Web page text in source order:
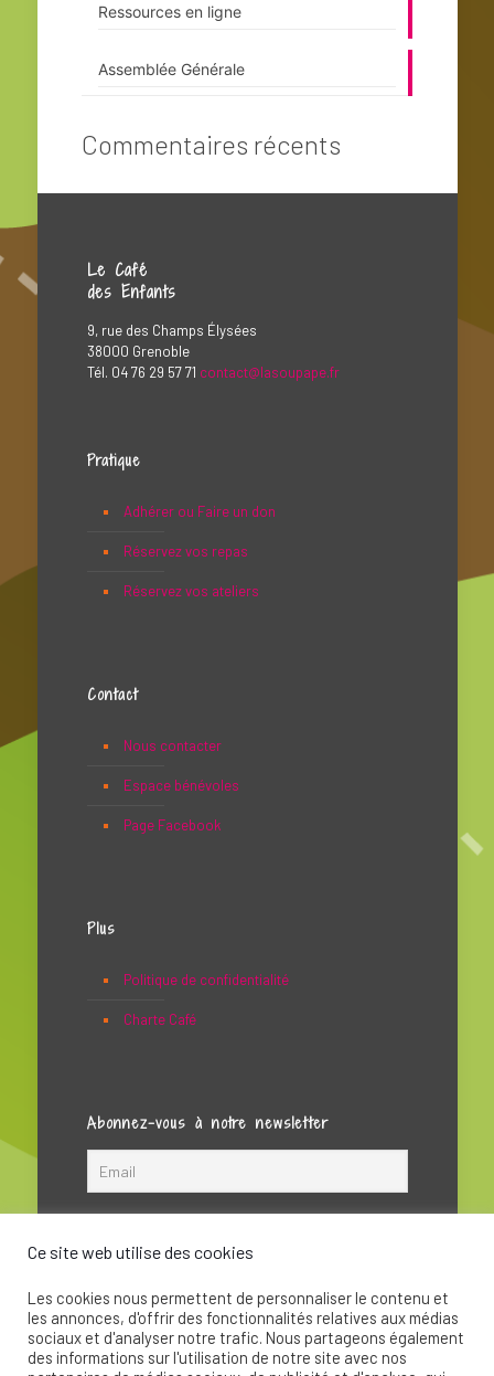
Ressources en ligne
Assemblée Générale
Commentaires récents
Le Café
des Enfants
9, rue des Champs Élysées
38000 Grenoble
Tél. 04 76 29 57 71 contact@lasoupape.fr
Pratique
Adhérer ou Faire un don
Réservez vos repas
Réservez vos ateliers
Contact
Nous contacter
Espace bénévoles
Page Facebook
Plus
Politique de confidentialité
Charte Café
Abonnez-vous à notre newsletter
Ce site web utilise des cookies
Les cookies nous permettent de personnaliser le contenu et
les annonces, d'offrir des fonctionnalités relatives aux médias
sociaux et d'analyser notre trafic. Nous partageons également
des informations sur l'utilisation de notre site avec nos